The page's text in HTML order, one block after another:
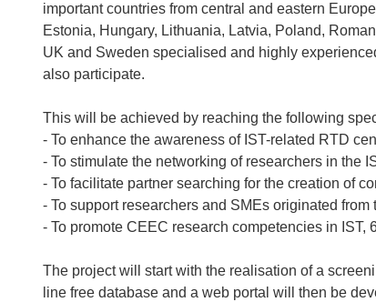
important countries from central and eastern
Estonia, Hungary, Lithuania, Latvia, Poland,
UK and Sweden specialised and highly
also participate.
This will be achieved by reaching the following
- To enhance the awareness of IST-related RTD
- To stimulate the networking of researchers in the
- To facilitate partner searching for the creation of
- To support researchers and SMEs originated
- To promote CEEC research competencies in
The project will start with the realisation of a
line free database and a web portal will then be